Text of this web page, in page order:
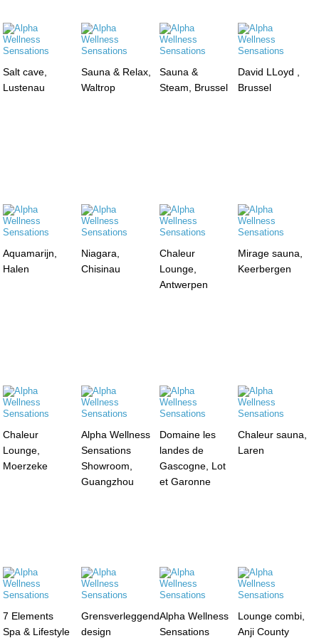
Salt cave,
Lustenau
Sauna & Relax,
Waltrop
Sauna &
Steam, Brussel
David LLoyd ,
Brussel
Aquamarijn,
Halen
Niagara,
Chisinau
Chaleur
Lounge,
Antwerpen
Mirage sauna,
Keerbergen
Chaleur
Lounge,
Moerzeke
Alpha Wellness
Sensations
Showroom,
Guangzhou
Domaine les
landes de
Gascogne, Lot
et Garonne
Chaleur sauna,
Laren
7 Elements
Spa & Lifestyle
Grensverleggend
design
Alpha Wellness
Sensations
Lounge combi,
Anji County